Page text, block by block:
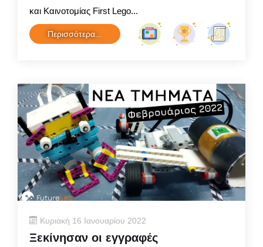
και Καινοτομίας First Lego...
Περισσότερα...
Κυριακή 16 Ιανουαρίου 2022
Ξεκίνησαν οι εγγραφές